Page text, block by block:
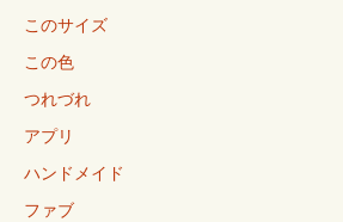
このサイズ
この色
つれづれ
アプリ
ハンドメイド
ファブ